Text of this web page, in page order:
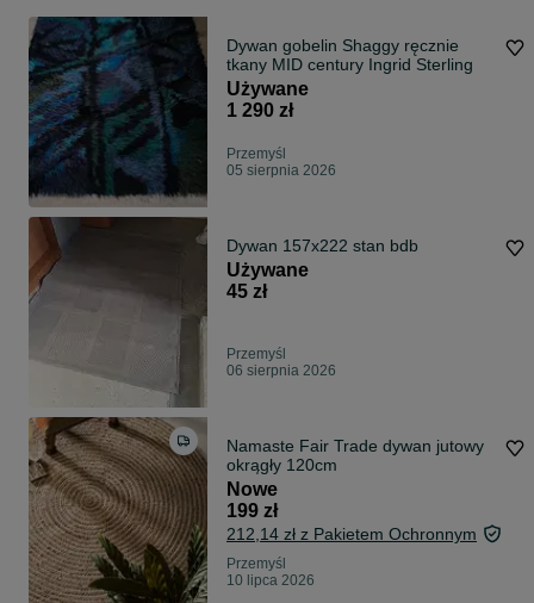
Dywan gobelin Shaggy ręcznie
tkany MID century Ingrid Sterling
Używane
1 290 zł
Przemyśl
05 sierpnia 2026
Dywan 157x222 stan bdb
Używane
45 zł
Przemyśl
06 sierpnia 2026
Namaste Fair Trade dywan jutowy
okrągły 120cm
Nowe
199 zł
212,14 zł z Pakietem Ochronnym
Przemyśl
10 lipca 2026